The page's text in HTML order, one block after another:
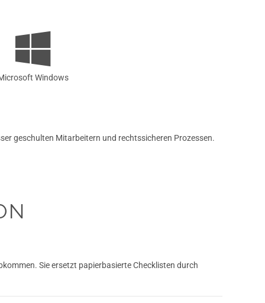
Windows
geschulten Mitarbeitern und rechtssicheren Prozessen.
Sie ersetzt papierbasierte Checklisten durch